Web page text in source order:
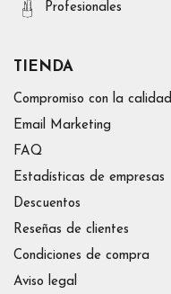
Profesionales
TIENDA
Compromiso con la calidad
Email Marketing
FAQ
Estadísticas de empresas
Descuentos
Reseñas de clientes
Condiciones de compra
Aviso legal